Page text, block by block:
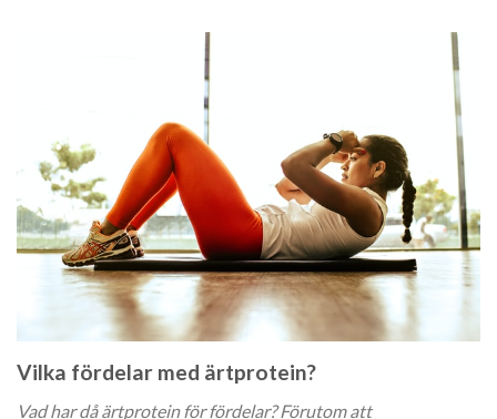
Vilka fördelar med ärtprotein?
Vad har då ärtprotein för fördelar? Förutom att